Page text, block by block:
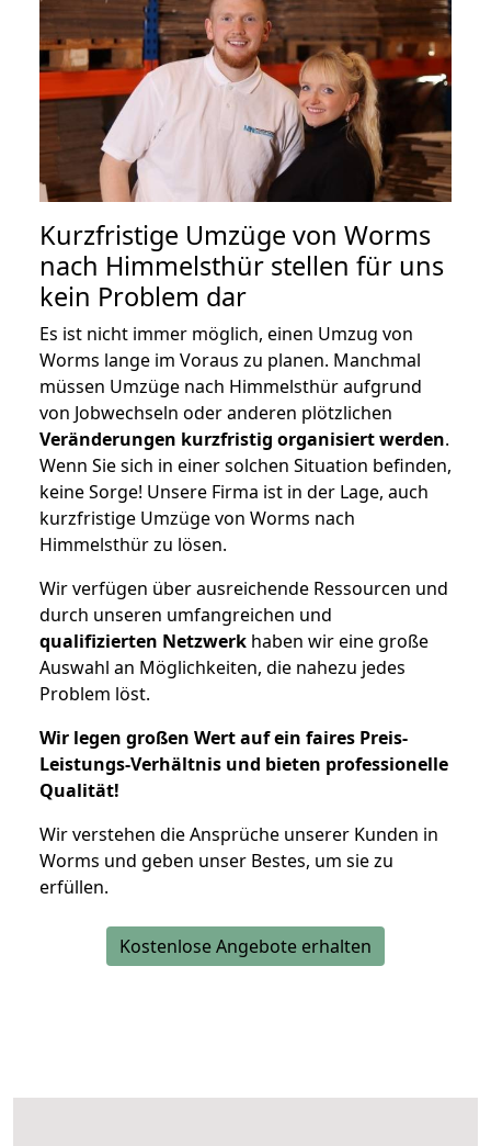
Kurzfristige Umzüge von Worms
nach Himmelsthür stellen für uns
kein Problem dar
Es ist nicht immer möglich, einen Umzug von
Worms lange im Voraus zu planen. Manchmal
müssen Umzüge nach Himmelsthür aufgrund
von Jobwechseln oder anderen plötzlichen
Veränderungen kurzfristig organisiert werden.
Wenn Sie sich in einer solchen Situation befinden,
keine Sorge! Unsere Firma ist in der Lage, auch
kurzfristige Umzüge von Worms nach
Himmelsthür zu lösen.
Wir verfügen über ausreichende Ressourcen und
durch unseren umfangreichen und
qualifizierten Netzwerk haben wir eine große
Auswahl an Möglichkeiten, die nahezu jedes
Problem löst.
Wir legen großen Wert auf ein faires Preis-
Leistungs-Verhältnis und bieten professionelle
Qualität!
Wir verstehen die Ansprüche unserer Kunden in
Worms und geben unser Bestes, um sie zu
erfüllen.
Kostenlose Angebote erhalten